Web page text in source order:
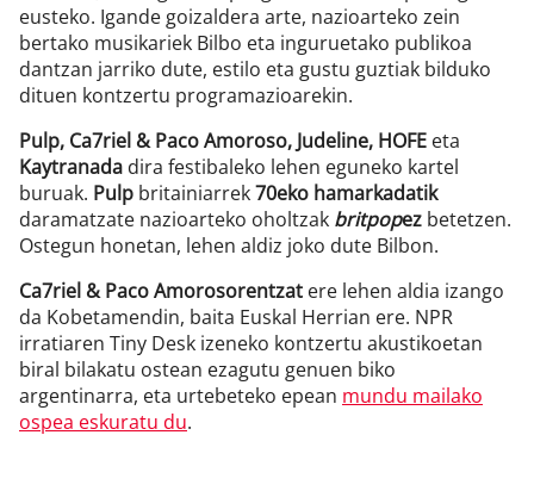
eusteko. Igande goizaldera arte, nazioarteko zein
bertako musikariek Bilbo eta inguruetako publikoa
dantzan jarriko dute, estilo eta gustu guztiak bilduko
dituen kontzertu programazioarekin.
Pulp, Ca7riel & Paco Amoroso, Judeline, HOFE eta
Kaytranada dira festibaleko lehen eguneko kartel
buruak. Pulp britainiarrek70eko hamarkadatik
daramatzate nazioarteko oholtzak britpopez betetzen.
Ostegun honetan, lehen aldiz joko dute Bilbon.
Ca7riel & Paco Amorosorentzat ere lehen aldia izango
da Kobetamendin, baita Euskal Herrian ere. NPR
irratiaren Tiny Desk izeneko kontzertu akustikoetan
biral bilakatu ostean ezagutu genuen biko
argentinarra, eta urtebeteko epean mundu mailako
ospea eskuratu du.